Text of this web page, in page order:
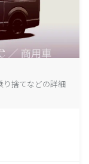
り捨てなどの詳細